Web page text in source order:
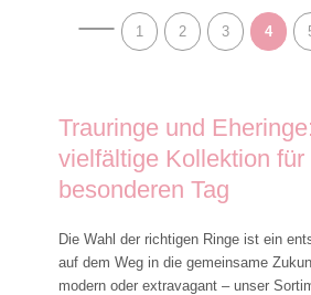
1 2 3 4
Trauringe und
vielfältige Kollektion für
besonderen Tag
Die Wahl der richtigen Ringe ist ein
auf dem Weg in die gemeinsame
modern oder extravagant – unser